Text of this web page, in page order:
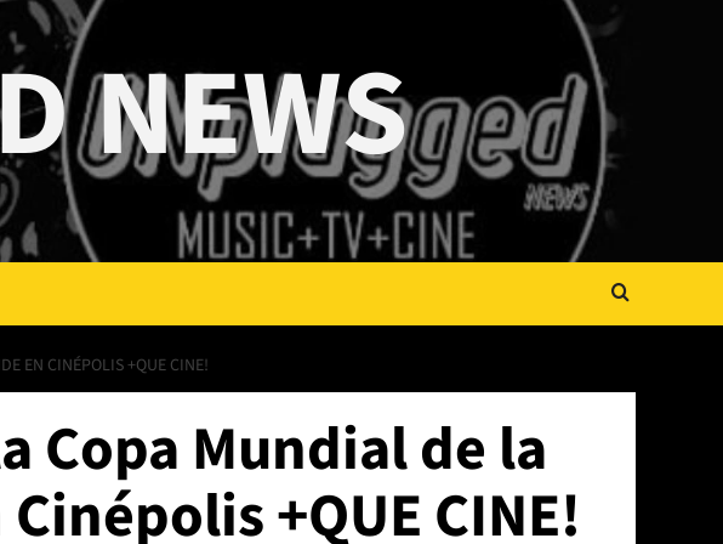
NEWS
EN CINÉPOLIS +QUE CINE!
Copa Mundial de la
+QUE CINE!